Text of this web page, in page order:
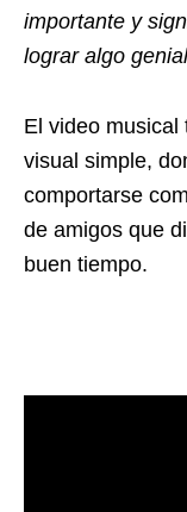
importante y
lograr algo
El video musical
visual simple,
comportarse
de amigos que
buen tiempo.